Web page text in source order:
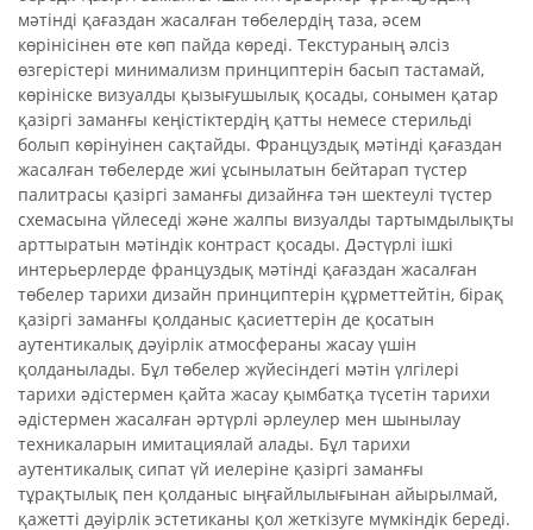
мәтінді қағаздан жасалған төбелердің таза, әсем
көрінісінен өте көп пайда көреді. Текстураның әлсіз
өзгерістері минимализм принциптерін басып тастамай,
көрініске визуалды қызығушылық қосады, сонымен қатар
қазіргі заманғы кеңістіктердің қатты немесе стерильді
болып көрінуінен сақтайды. Француздық мәтінді қағаздан
жасалған төбелерде жиі ұсынылатын бейтарап түстер
палитрасы қазіргі заманғы дизайнға тән шектеулі түстер
схемасына үйлеседі және жалпы визуалды тартымдылықты
арттыратын мәтіндік контраст қосады. Дәстүрлі ішкі
интерьерлерде француздық мәтінді қағаздан жасалған
төбелер тарихи дизайн принциптерін құрметтейтін, бірақ
қазіргі заманғы қолданыс қасиеттерін де қосатын
аутентикалық дәуірлік атмосфераны жасау үшін
қолданылады. Бұл төбелер жүйесіндегі мәтін үлгілері
тарихи әдістермен қайта жасау қымбатқа түсетін тарихи
әдістермен жасалған әртүрлі әрлеулер мен шынылау
техникаларын имитациялай алады. Бұл тарихи
аутентикалық сипат үй иелеріне қазіргі заманғы
тұрақтылық пен қолданыс ыңғайлылығынан айырылмай,
қажетті дәуірлік эстетиканы қол жеткізуге мүмкіндік береді.